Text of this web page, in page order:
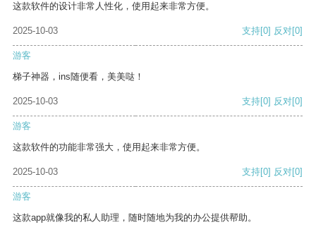
这款软件的设计非常人性化，使用起来非常方便。
2025-10-03 支持[0] 反对[0]
游客
梯子神器，ins随便看，美美哒！
2025-10-03 支持[0] 反对[0]
游客
这款软件的功能非常强大，使用起来非常方便。
2025-10-03 支持[0] 反对[0]
游客
这款app就像我的私人助理，随时随地为我的办公提供帮助。